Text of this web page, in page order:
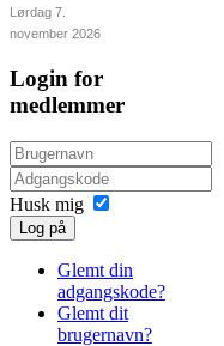
Lørdag 7.
november 2026
Login for
medlemmer
Husk mig
Log på
Glemt din
adgangskode?
Glemt dit
brugernavn?